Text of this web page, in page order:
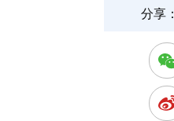
分享：